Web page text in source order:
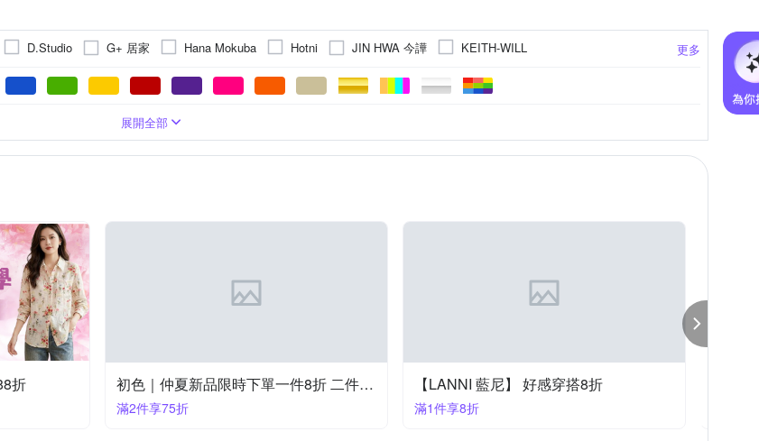
更多
D.Studio G+ 居家 Hana Mokuba Hotni JIN HWA 今譁
KEITH-WILL
LANNI 藍尼 MOCO moz 瑞典 Mini 嚴選 NEW FORCE
3XL 4XL
防曬外套
文字
寬版 短版
展開全部
折 初色｜仲夏新品限時下單一件8折 二件75折(二)
滿2件享75折
【LANNI 藍尼】 好感穿搭8折
滿1件享8折